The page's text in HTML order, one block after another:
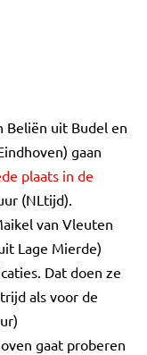
Beliën uit Budel en
gaan
plaats in de
(NLtijd).
van Vleuten
Lage Mierde)
Dat doen ze
als voor de
gaat proberen